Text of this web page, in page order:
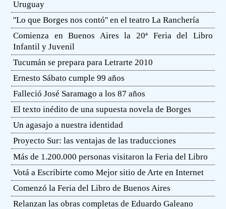
Uruguay
''Lo que Borges nos contó'' en el teatro La Ranchería
Comienza en Buenos Aires la 20ª Feria del Libro
Infantil y Juvenil
Tucumán se prepara para Letrarte 2010
Ernesto Sábato cumple 99 años
Falleció José Saramago a los 87 años
El texto inédito de una supuesta novela de Borges
Un agasajo a nuestra identidad
Proyecto Sur: las ventajas de las traducciones
Más de 1.200.000 personas visitaron la Feria del Libro
Votá a Escribirte como Mejor sitio de Arte en Internet
Comenzó la Feria del Libro de Buenos Aires
Relanzan las obras completas de Eduardo Galeano